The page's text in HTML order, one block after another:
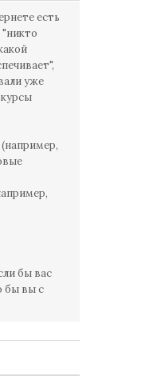
есть
уже
бы вас
бы вы с